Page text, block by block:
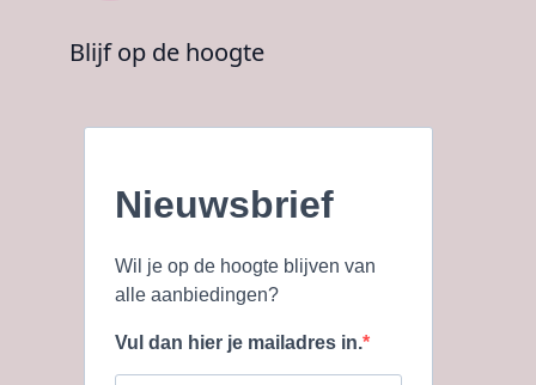
Blijf op de hoogte
Nieuwsbrief
Wil je op de hoogte blijven van
alle aanbiedingen?
Vul dan hier je mailadres in.